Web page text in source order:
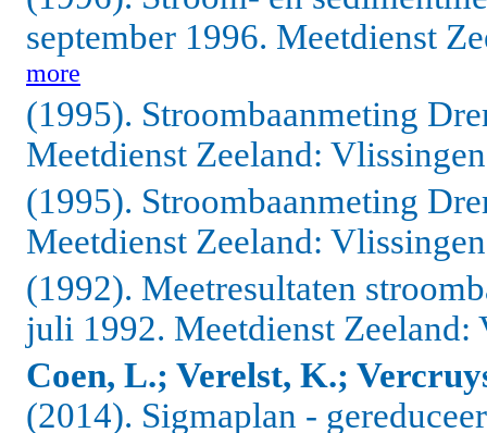
september 1996. Meetdienst
more
(1995). Stroombaanmeting
Meetdienst Zeeland:
(1995). Stroombaanmeting
Meetdienst Zeeland:
(1992). Meetresultaten
juli 1992. Meetdienst
Coen, L.; Verelst, K.;
(2014). Sigmaplan -